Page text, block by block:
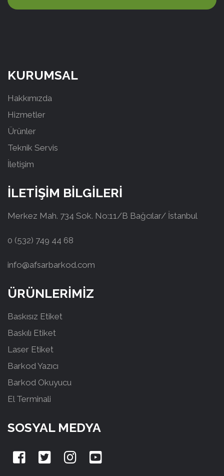
KURUMSAL
Hakkımızda
Hizmetler
Ürünler
Teknik Servis
İletişim
İLETİŞİM BİLGİLERİ
Merkez Mah. 734 Sok. No:11/B Bağcılar/ İstanbul
0 (532) 749 44 68
info@afsarbarkod.com
ÜRÜNLERİMİZ
Baskısız Etiket
Baskılı Etiket
Laser Etiket
Barkod Yazıcı
Barkod Okuyucu
El Terminali
SOSYAL MEDYA